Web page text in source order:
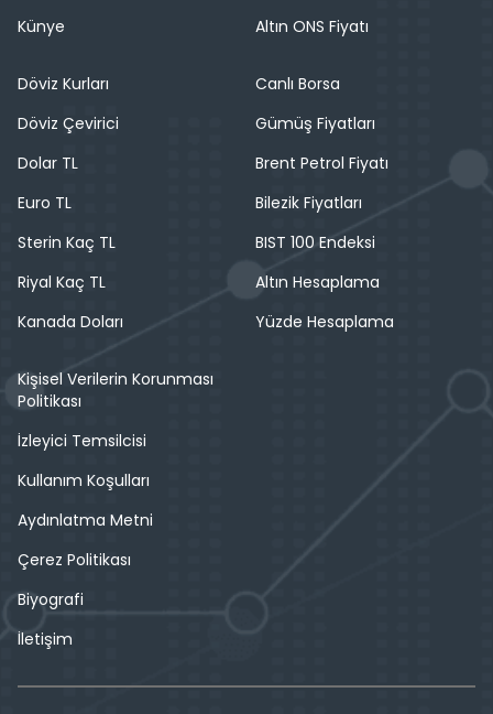
Künye
Altın ONS Fiyatı
Döviz Kurları
Döviz Çevirici
Dolar TL
Euro TL
Sterin Kaç TL
Riyal Kaç TL
Kanada Doları
Canlı Borsa
Gümüş Fiyatları
Brent Petrol Fiyatı
Bilezik Fiyatları
BIST 100 Endeksi
Altın Hesaplama
Yüzde Hesaplama
Kişisel Verilerin Korunması
Politikası
İzleyici Temsilcisi
Kullanım Koşulları
Aydınlatma Metni
Çerez Politikası
Biyografi
İletişim